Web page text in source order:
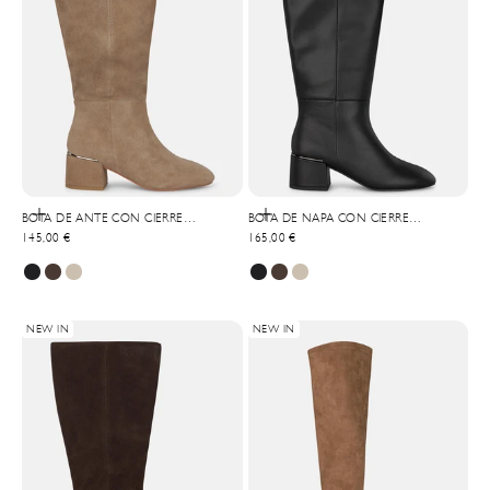
Choisir les options
BOTA DE ANTE CON CIERRE
CREMALLERA
Prix de vente
145,00 €
Choisir les options
BOTA DE NAPA CON CIERRE
CREMALLERA
Prix de vente
165,00 €
NEW IN NEW IN